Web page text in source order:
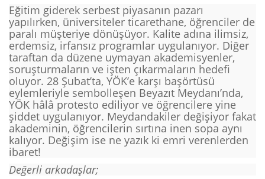
Eğitim giderek serbest piyasanın pazarı
yapılırken, üniversiteler ticarethane, öğrenciler de
paralı müşteriye dönüşüyor. Kalite adına ilimsiz,
erdemsiz, irfansız programlar uygulanıyor. Diğer
taraftan da düzene uymayan akademisyenler,
soruşturmaların ve işten çıkarmaların hedefi
oluyor. 28 Şubat’ta, YÖK’e karşı başörtüsü
eylemleriyle sembolleşen Beyazıt Meydanı’nda,
YÖK hâlâ protesto ediliyor ve öğrencilere yine
şiddet uygulanıyor. Meydandakiler değişiyor fakat
akademinin, öğrencilerin sırtına inen sopa aynı
kalıyor. Değişim ise ne yazık ki emri verenlerden
ibaret!
Değerli arkadaşlar;